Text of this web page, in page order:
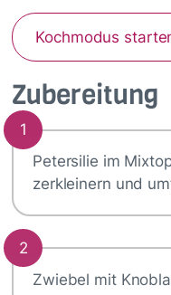
Zubereitung
1
Petersilie im
zerkleinern und
2
Zwiebel mit
Kochmodus